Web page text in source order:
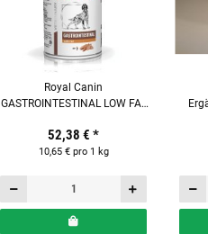
Royal Canin
GASTROINTESTINAL LOW FAT
Dose 12 x 410 g
52,38 € *
10,65 € pro 1 kg